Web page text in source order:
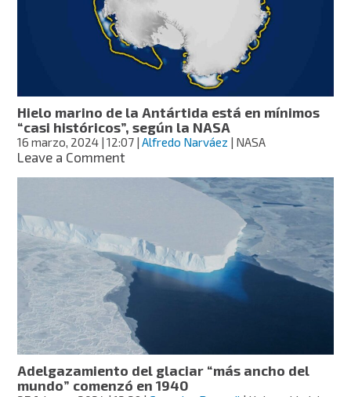
advierte
UNAM
Hielo marino de la Antártida está en mínimos
“casi históricos”, según la NASA
16 marzo, 2024 | 12:07 |Alfredo Narváez | NASA
Leave a Commenton
Antártida
está
en
mínimos
“casi
históricos”,
según
la
NASA
Adelgazamiento del glaciar “más ancho del
mundo” comenzó en 1940